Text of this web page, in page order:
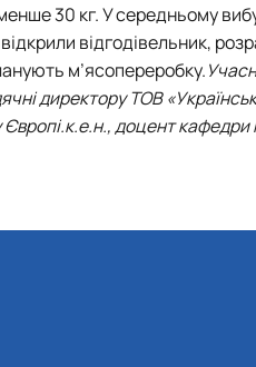
30 кг. У середньому
відгодівельник,
м’ясопереробку.
директору ТОВ
к.е.н., доцент кафедри